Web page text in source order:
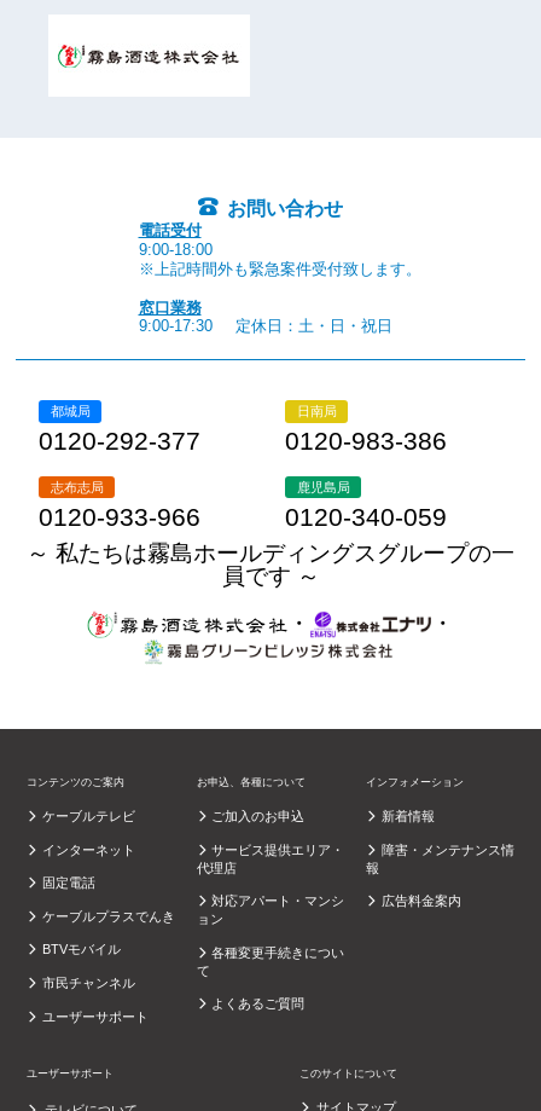
お問い合わせ
電話受付
9:00-18:00
※上記時間外も緊急案件受付致します。
窓口業務
9:00-17:30
定休日：土・日・祝日
都城局
0120-292-377
日南局
0120-983-386
志布志局
0120-933-966
鹿児島局
0120-340-059
～ 私たちは霧島ホールディングスグループの一
員です ～
・
・
コンテンツのご案内
ケーブルテレビ
インターネット
固定電話
ケーブルプラスでんき
BTVモバイル
市民チャンネル
ユーザーサポート
お申込、各種について
ご加入のお申込
サービス提供エリア・
代理店
対応アパート・マンシ
ョン
各種変更手続きについ
て
よくあるご質問
インフォメーション
新着情報
障害・メンテナンス情
報
広告料金案内
ユーザーサポート このサイトについて
サイトマップ